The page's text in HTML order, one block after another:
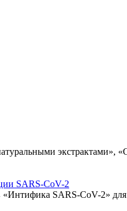
экстрактами»,
SARS-CoV-2
«Интифика SARS-CoV-2»